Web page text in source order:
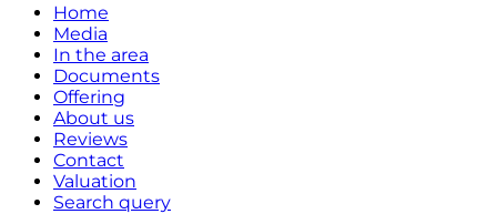
Home
Media
In the area
Documents
Offering
About us
Reviews
Contact
Valuation
Search query